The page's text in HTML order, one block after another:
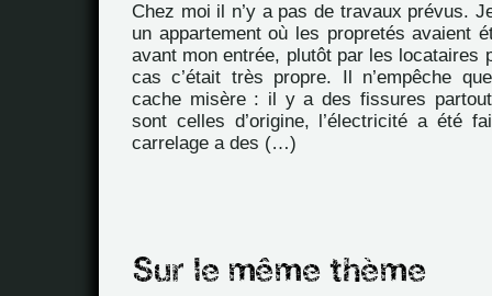
Chez moi il n’y a pas de travaux prévus.
un appartement où les propretés avaient
avant mon entrée, plutôt par les locataires
cas c’était très propre. Il n’empêche
cache misère : il y a des fissures
sont celles d’origine, l’électricité a été
carrelage a des (…)